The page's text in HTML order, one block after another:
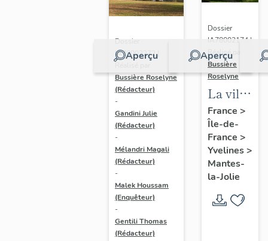
Aperçu
Dossier
IA78002272 |
Bussière Roselyne
(Rédacteur)
-
Gandini Julie
(Rédacteur)
-
Mélandri Magali
(Rédacteur)
-
Malek Houssam
(Enquêteur)
-
Gentili Thomas
(Rédacteur)
Aperçu
Dossier
IA78002174 |
Réalisé par
Bussière
Roselyne
La ville
de
Mantes-
la-Jolie
France >
Île-de-
France >
Yvelines>
Mantes-
la-Jolie